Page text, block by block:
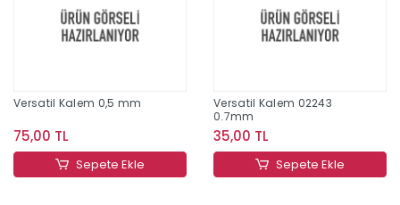
Versatil Kalem 0,5 mm
75,00 TL
Sepete Ekle
Versatil Kalem 02243
0.7mm
35,00 TL
Sepete Ekle